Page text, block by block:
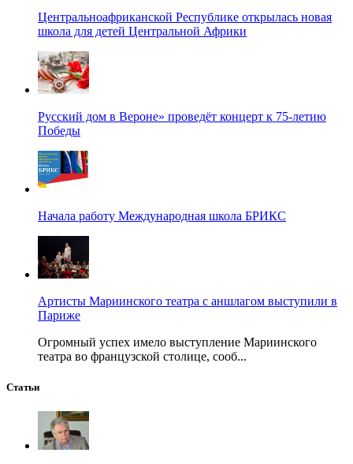
Центральноафриканской Республике открылась новая
школа для детей Центральной Африки
Русский дом в Вероне» проведёт концерт к 75-летию
Победы
Начала работу Международная школа БРИКС
Артисты Мариинского театра с аншлагом выступили в
Париже
Огромный успех имело выступление Мариинского
театра во французской столице, сооб...
Статьи